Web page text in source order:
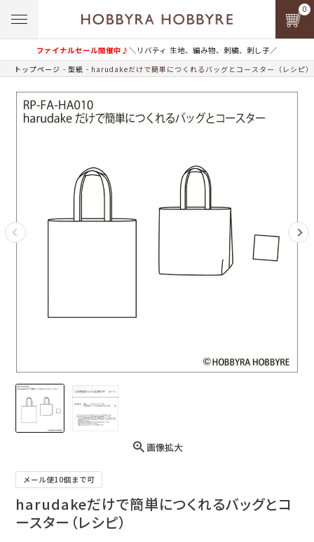
ファイナルセール開催中♪＼リバティ 生地、編み物、刺繍、刺し子／
0
トップページ 型紙 harudakeだけで簡単につくれるバッグとコースター（レシピ）
画像拡大
メール便10個まで可
harudakeだけで簡単につくれるバッグとコ
ースター（レシピ）